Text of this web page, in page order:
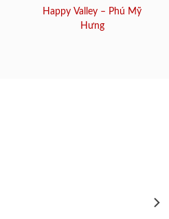
Happy Valley – Phú Mỹ
Hưng